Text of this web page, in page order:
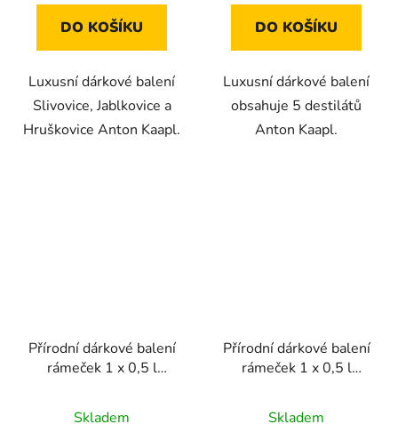
3,5
z
hvězdiček.
DO KOŠÍKU
Luxusní dárkové balení
Slivovice, Jablkovice a
Hruškovice Anton Kaapl.
DO KOŠÍKU
Luxusní dárkové balení
obsahuje 5 destilátů
Anton Kaapl.
Přírodní dárkové balení
rámeček 1 x 0,5 l
Skladem
Přírodní dárkové balení
rámeček 1 x 0,5 l
Skladem